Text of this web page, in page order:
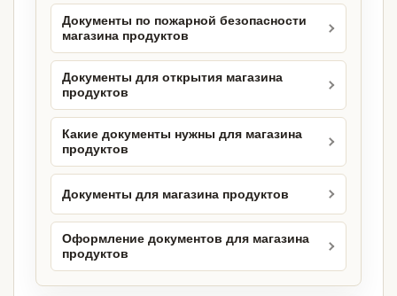
Документы по пожарной безопасности
магазина продуктов
Документы для открытия магазина
продуктов
Какие документы нужны для магазина
продуктов
Документы для магазина продуктов
Оформление документов для магазина
продуктов